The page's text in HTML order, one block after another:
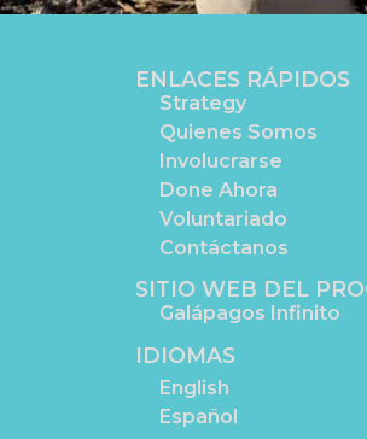
ENLACES RÁPIDOS
Strategy
Quienes Somos
Involucrarse
Done Ahora
Voluntariado
Contáctanos
SITIO WEB DEL
Galápagos Infinito
IDIOMAS
English
Español